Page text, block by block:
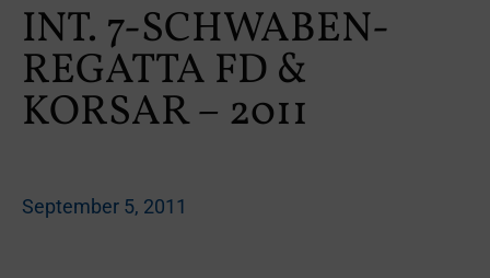
INT. 7-SCHWABEN-
REGATTA FD &
KORSAR – 2011
September 5, 2011